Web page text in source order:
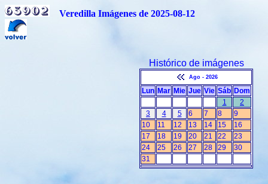
Veredilla Imágenes de 2025-08-12
Histórico de imágenes
Ago - 2026
Lun Mar Mie Jue Vie Sáb Dom
1
2
3
4 5 6 7 8
9
10
11 12 13 14 15
16
17
18 19 20 21 22
23
24
25 26 27 28 29
30
31